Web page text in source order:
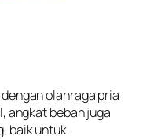
olahraga pria
angkat beban juga
baik untuk